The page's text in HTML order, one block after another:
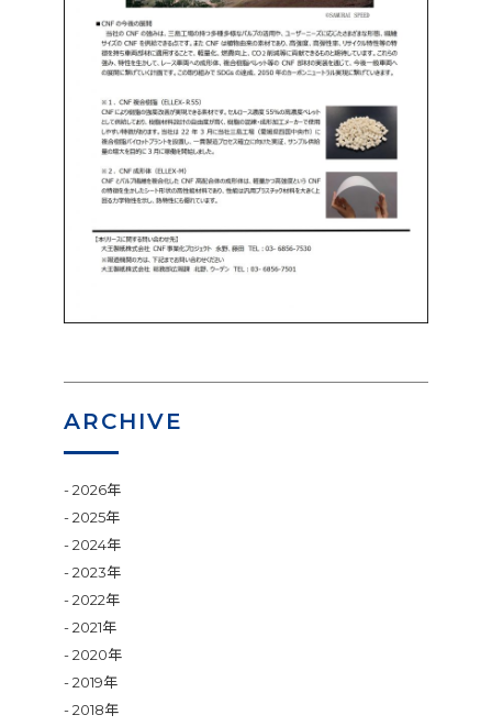
ARCHIVE
2026年
2025年
2024年
2023年
2022年
2021年
2020年
2019年
2018年